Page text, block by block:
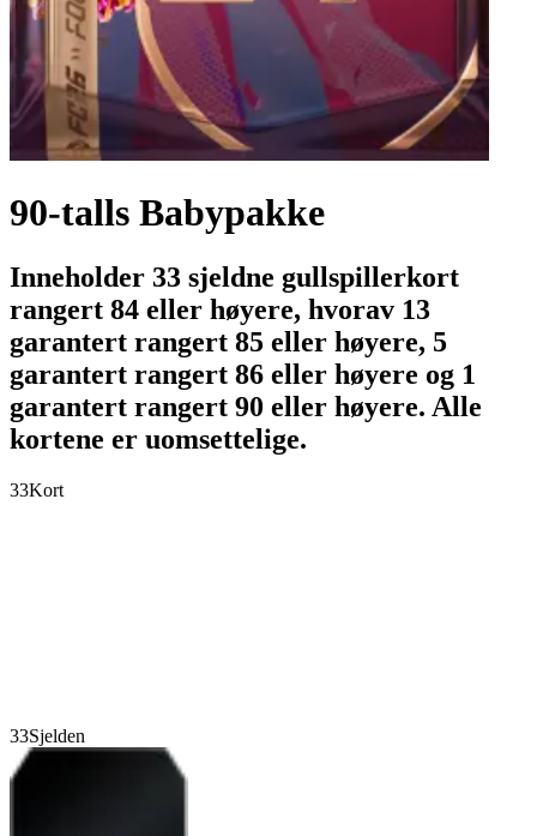
90-talls Babypakke
Inneholder 33 sjeldne gullspillerkort
rangert 84 eller høyere, hvorav 13
garantert rangert 85 eller høyere, 5
garantert rangert 86 eller høyere og 1
garantert rangert 90 eller høyere. Alle
kortene er uomsettelige.
33Kort
33Sjelden